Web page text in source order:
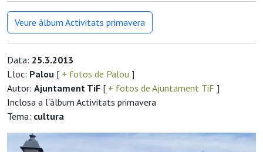
Veure àlbum Activitats primavera
Data: 25.3.2013
Lloc: Palou [ + fotos de Palou ]
Autor: Ajuntament TiF [ + fotos de Ajuntament TiF ]
Inclosa a l'àlbum Activitats primavera
Tema: cultura